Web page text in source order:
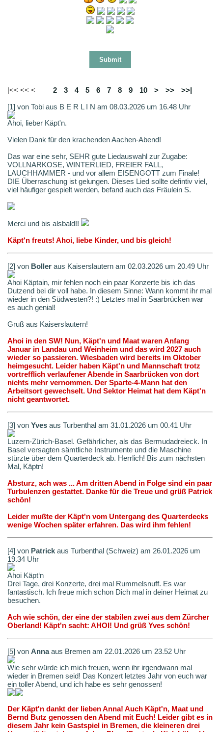
|<< << < 2 3 4 5 6 7 8 9 10 > >>
>>|
[1] von Tobi aus B E R L I N am 08.03.2026 um 16.48 Uhr
Ahoi, lieber Käpt'n.
Vielen Dank für den krachenden Aachen-Abend!
Das war eine sehr, SEHR gute Liedauswahl zur Zugabe:
VOLLNARKOSE, WINTERLIED, FREIER FALL,
LAUCHHAMMER - und vor allem EISENGOTT zum Finale!
DIE Überraschung ist gelungen. Dieses Lied sollte defintiv viel,
viel häufiger gespielt werden, befand auch das Fräulein S.
Merci und bis alsbald!!
Käpt'n freuts! Ahoi, liebe Kinder, und bis gleich!
[2] von Boller aus Kaiserslautern am 02.03.2026 um 20.49 Uhr
Ahoi Käptain, mir fehlen noch ein paar Konzerte bis ich das
Dutzend bei dir voll habe. In diesem Sinne: Wann kommt ihr mal
wieder in den Südwesten?! :) Letztes mal in Saarbrücken war
es auch genial!
Gruß aus Kaiserslautern!
Ahoi in den SW! Nun, Käpt'n und Maat waren Anfang
Januar in Landau und Weinheim und das wird 2027 auch
wieder so passieren. Wiesbaden wird bereits im Oktober
heimgesucht. Leider haben Käpt'n und Mannschaft trotz
vortrefflich verlaufener Abende in Saarbrücken von dort
nichts mehr vernommen. Der Sparte-4-Mann hat den
Arbeitsort gewechselt. Und Sektor Heimat hat dem Käpt'n
nicht geantwortet.
[3] von Yves aus Turbenthal am 31.01.2026 um 00.41 Uhr
Luzern-Zürich-Basel. Gefährlicher, als das Bermudadreieck. In
Basel versagten sämtliche Instrumente und die Maschine
stürzte über dem Quarterdeck ab. Herrlich! Bis zum nächsten
Mal, Käptn!
Absturz, ach was ... Am dritten Abend in Folge sind ein paar
Turbulenzen gestattet. Danke für die Treue und grüß Patrick
schön!
Leider mußte der Käpt'n vom Untergang des Quarterdecks
wenige Wochen später erfahren. Das wird ihm fehlen!
[4] von Patrick aus Turbenthal (Schweiz) am 26.01.2026 um
19.34 Uhr
Ahoi Käpt‘n
Drei Tage, drei Konzerte, drei mal Rummelsnuff. Es war
fantastisch. Ich freue mich schon Dich mal in deiner Heimat zu
besuchen.
Ach wie schön, der eine der stabilen zwei aus dem Zürcher
Oberland! Käpt'n sacht: AHOI! Und grüß Yves schön!
[5] von Annaaus Bremen am 22.01.2026 um 23.52 Uhr
Wie sehr würde ich mich freuen, wenn ihr irgendwann mal
wieder in Bremen seid! Das Konzert letztes Jahr von euch war
ein toller Abend, und ich habe es sehr genossen!
Der Käpt'n dankt der lieben Anna! Auch Käpt'n, Maat und
Bernd Butz genossen den Abend mit Euch! Leider gibt es in
diesem Jahr kein Gastspiel in Bremen, die kleineren drei